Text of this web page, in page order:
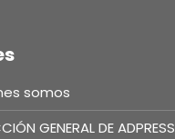
somos
GENERAL DE ADPRESS